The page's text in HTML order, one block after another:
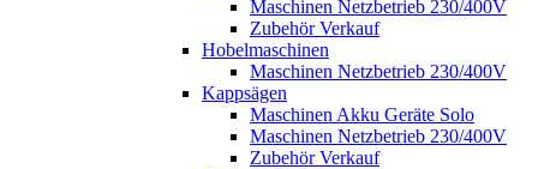
Maschinen Netzbetrieb 230/400V
Zubehör Verkauf
Hobelmaschinen
Maschinen Netzbetrieb 230/400V
Kappsägen
Maschinen Akku Geräte Solo
Maschinen Netzbetrieb 230/400V
Zubehör Verkauf